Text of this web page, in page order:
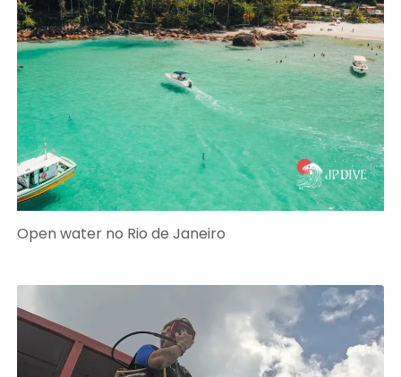
Open water no Rio de Janeiro